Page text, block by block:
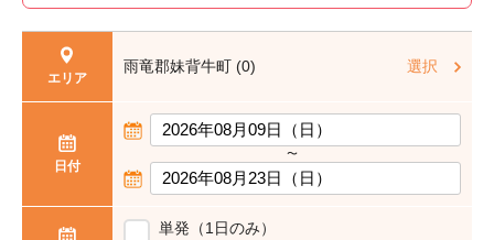
エリア
雨竜郡妹背牛町 (0) 選択
日付
〜
単発（1日のみ）